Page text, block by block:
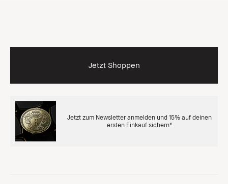
Jetzt Shoppen
Jetzt zum Newsletter anmelden und 15% auf deinen
ersten Einkauf sichern*